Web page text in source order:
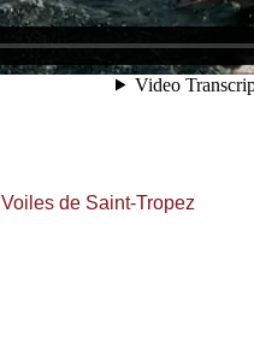
Voiles de Saint-Tropez